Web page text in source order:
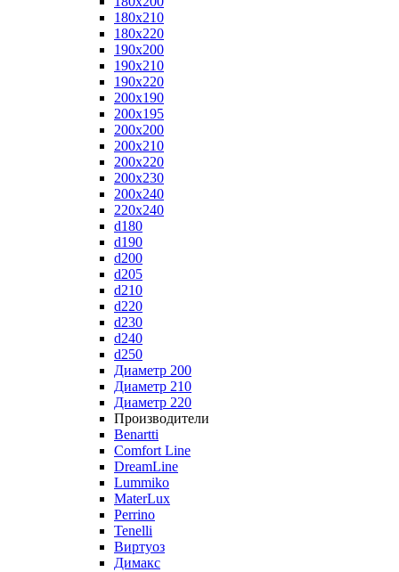
180x210
180x220
190x200
190x210
190x220
200x190
200x195
200x200
200x210
200x220
200x230
200x240
220x240
d180
d190
d200
d205
d210
d220
d230
d240
d250
Диаметр 200
Диаметр 210
Диаметр 220
Производители
Benartti
Comfort Line
DreamLine
Lummiko
MaterLux
Perrino
Tenelli
Виртуоз
Димакс